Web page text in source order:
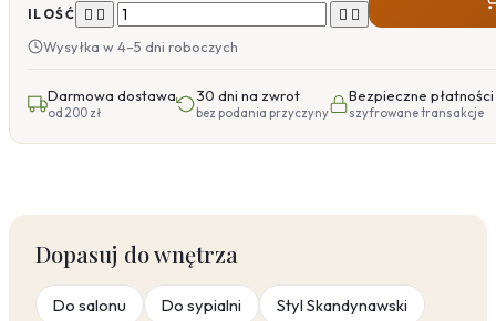
ILOŚĆ    
Wysyłka w 4–5 dni roboczych
Darmowa dostawa
od 200 zł
30 dni na zwrot
bez podania przyczyny
Bezpieczne płatności
szyfrowane transakcje
Dopasuj do wnętrza
Do salonu Do sypialni
Styl Skandynawski